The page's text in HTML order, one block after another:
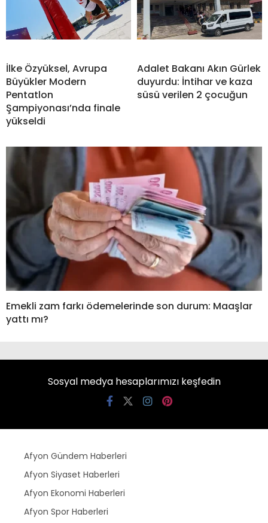
İlke Özyüksel, Avrupa
Büyükler Modern
Pentatlon
Şampiyonası’nda finale
yükseldi
Adalet Bakanı Akın Gürlek
duyurdu: İntihar ve kaza
süsü verilen 2 çocuğun
Emekli zam farkı ödemelerinde son durum: Maaşlar
yattı mı?
Sosyal medya hesaplarımızı keşfedin
Afyon Gündem Haberleri
Afyon Siyaset Haberleri
Afyon Ekonomi Haberleri
Afyon Spor Haberleri